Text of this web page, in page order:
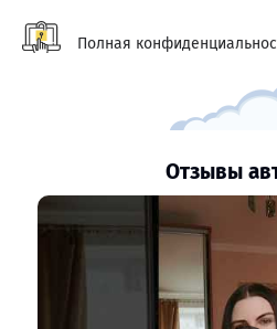
Полная
Отзывы